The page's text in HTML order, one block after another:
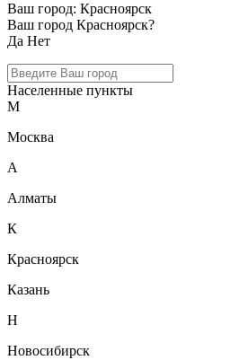
Ваш город: Красноярск
Ваш город Красноярск?
Да Нет
Населенные пункты
М
Москва
А
Алматы
К
Красноярск
Казань
Н
Новосибирск